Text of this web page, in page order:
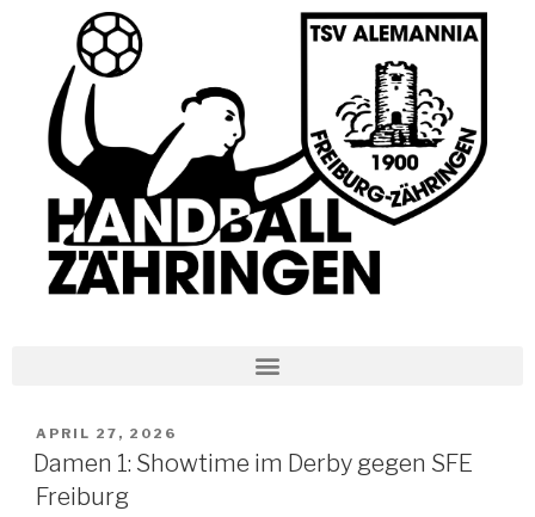
APRIL 27, 2026
Damen 1: Showtime im Derby gegen SFE
Freiburg